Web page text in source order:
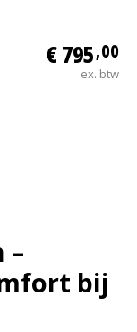
€ 795,00
ex. btw
–
bij